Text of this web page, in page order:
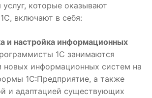
которые оказывают
включают в себя:
и настройка информационных
1С занимаются
новых информационных систем на
1С:Предприятие, а также
и адаптацией существующих